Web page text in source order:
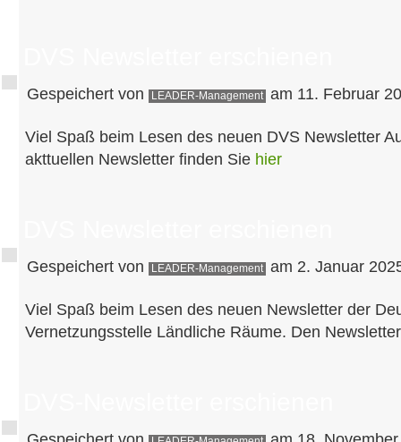
Gespeichert von LEADER-Management am 11. Februar
Viel Spaß beim Lesen des neuen DVS Newsletter
akttuellen Newsletter finden Sie hier
Gespeichert von LEADER-Management am 2. Januar
Viel Spaß beim Lesen des neuen Newsletter der
Vernetzungsstelle Ländliche Räume. Den